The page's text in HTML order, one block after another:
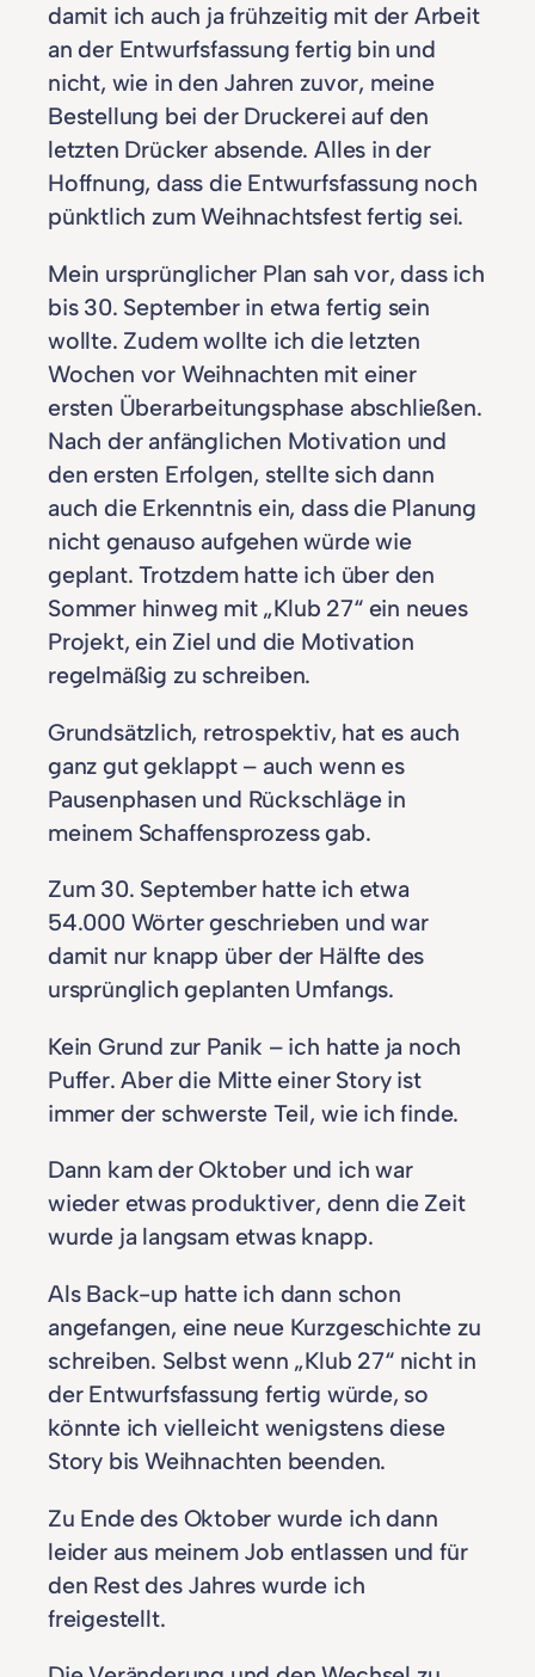
damit ich auch ja frühzeitig mit der Arbeit
an der Entwurfsfassung fertig bin und
nicht, wie in den Jahren zuvor, meine
Bestellung bei der Druckerei auf den
letzten Drücker absende. Alles in der
Hoffnung, dass die Entwurfsfassung noch
pünktlich zum Weihnachtsfest fertig sei.
Mein ursprünglicher Plan sah vor, dass ich
bis 30. September in etwa fertig sein
wollte. Zudem wollte ich die letzten
Wochen vor Weihnachten mit einer
ersten Überarbeitungsphase abschließen.
Nach der anfänglichen Motivation und
den ersten Erfolgen, stellte sich dann
auch die Erkenntnis ein, dass die Planung
nicht genauso aufgehen würde wie
geplant. Trotzdem hatte ich über den
Sommer hinweg mit „Klub 27“ ein neues
Projekt, ein Ziel und die Motivation
regelmäßig zu schreiben.
Grundsätzlich, retrospektiv, hat es auch
ganz gut geklappt – auch wenn es
Pausenphasen und Rückschläge in
meinem Schaffensprozess gab.
Zum 30. September hatte ich etwa
54.000 Wörter geschrieben und war
damit nur knapp über der Hälfte des
ursprünglich geplanten Umfangs.
Kein Grund zur Panik – ich hatte ja noch
Puffer. Aber die Mitte einer Story ist
immer der schwerste Teil, wie ich finde.
Dann kam der Oktober und ich war
wieder etwas produktiver, denn die Zeit
wurde ja langsam etwas knapp.
Als Back-up hatte ich dann schon
angefangen, eine neue Kurzgeschichte zu
schreiben. Selbst wenn „Klub 27“ nicht in
der Entwurfsfassung fertig würde, so
könnte ich vielleicht wenigstens diese
Story bis Weihnachten beenden.
Zu Ende des Oktober wurde ich dann
leider aus meinem Job entlassen und für
den Rest des Jahres wurde ich
freigestellt.